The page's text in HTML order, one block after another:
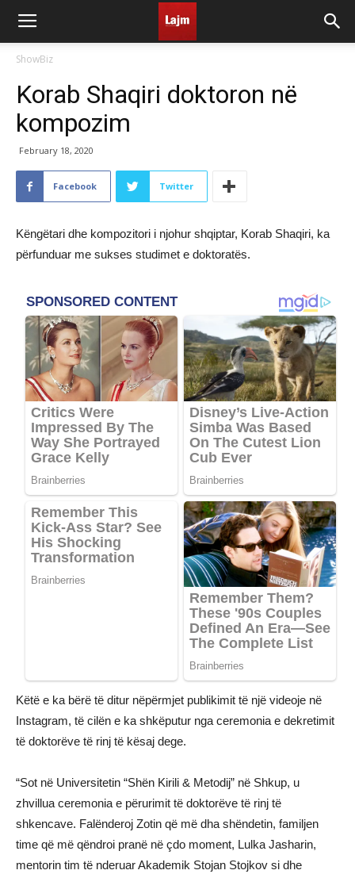
ShowBiz
Korab Shaqiri doktoron në
kompozim
February 18, 2020
Facebook Twitter
Këngëtari dhe kompozitori i njohur shqiptar, Korab Shaqiri, ka
përfunduar me sukses studimet e doktoratës.
Këtë e ka bërë të ditur nëpërmjet publikimit të një videoje në
Instagram, të cilën e ka shkëputur nga ceremonia e dekretimit
të doktorëve të rinj të kësaj dege.
“Sot në Universitetin “Shën Kirili & Metodij” në Shkup, u
zhvillua ceremonia e përurimit të doktorëve të rinj të
shkencave. Falënderoj Zotin që më dha shëndetin, familjen
time që më qëndroi pranë në çdo moment, Lulka Jasharin,
mentorin tim të nderuar Akademik Stojan Stojkov si dhe